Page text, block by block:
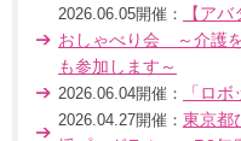
2026.06.05開催：
【ア
おしゃべり会 ～介護
も参加します～
2026.06.04開催： 「ロ
2026.04.27開催： 東京都